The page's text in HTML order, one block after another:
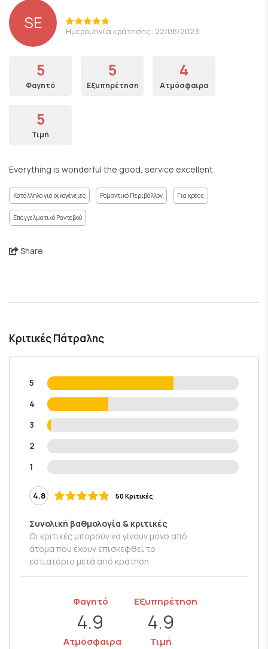
SE Ημερομηνία κράτησης: 22/08/2023
5
Φαγητό
5
Εξυπηρέτηση
4
Ατμόσφαιρα
5
Τιμή
Everything is wonderful the good, service excellent
Κατάλληλο για οικογένειες Ρομαντικό Περιβάλλον Για κρέας
Επαγγελματικό Ραντεβού
Share
Κριτικές Πάτραλης
5
4
3
2
1
4.8 50 Κριτικές
Συνολική βαθμολογία & κριτικές
Οι κριτικές μπορούν να γίνουν μόνο από
άτομα που έχουν επισκεφθεί το
εστιατόριο μετά από κράτηση
Φαγητό
4.9
Εξυπηρέτηση
4.9
Ατμόσφαιρα Τιμή